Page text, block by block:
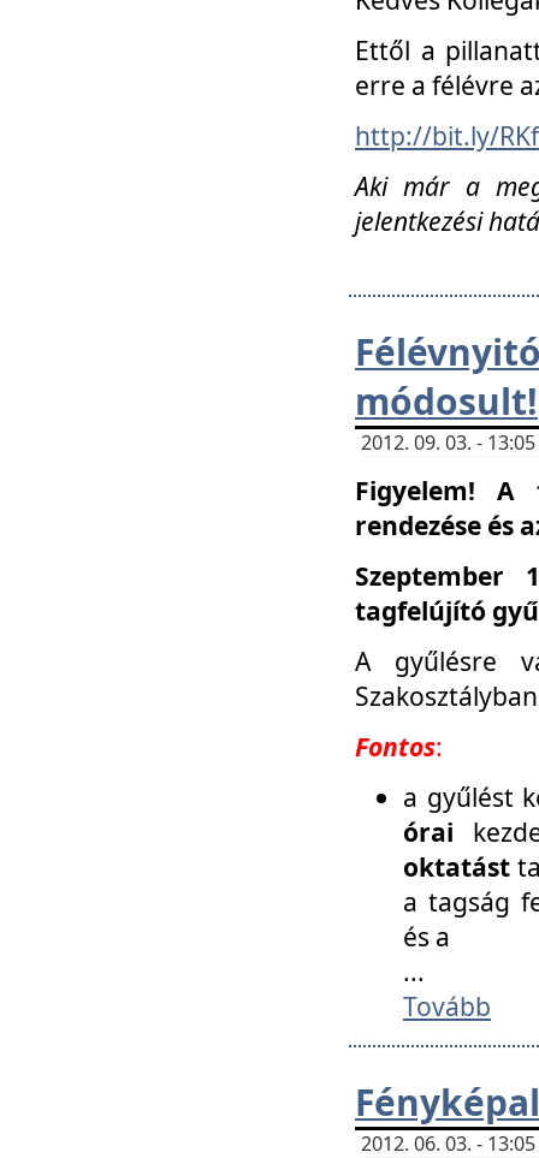
Ettől a
erre a félévre
http://bit.ly/
Aki már a
jelentkezési
módosult!
2012. 09. 03. -
Figyelem! A
rendezése és
Szeptember
tagfelújító
A gyűlésre
Fontos:
a gyűlést
órai
oktatást
a tagság
és a
...
Tovább
2012. 06. 03. -